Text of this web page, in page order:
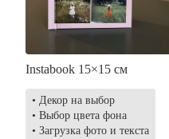
Instabook 15×15 см
• Декор на выбор
• Выбор цвета фона
• Загрузка фото и текста